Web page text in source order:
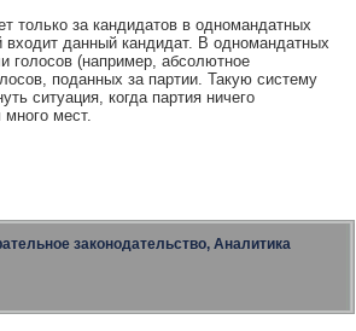
только за кандидатов в одномандатных
входит данный кандидат. В одномандатных
голосов (например, абсолютное
поданных за партии. Такую систему
ситуация, когда партия ничего
мест.
законодательство, Аналитика